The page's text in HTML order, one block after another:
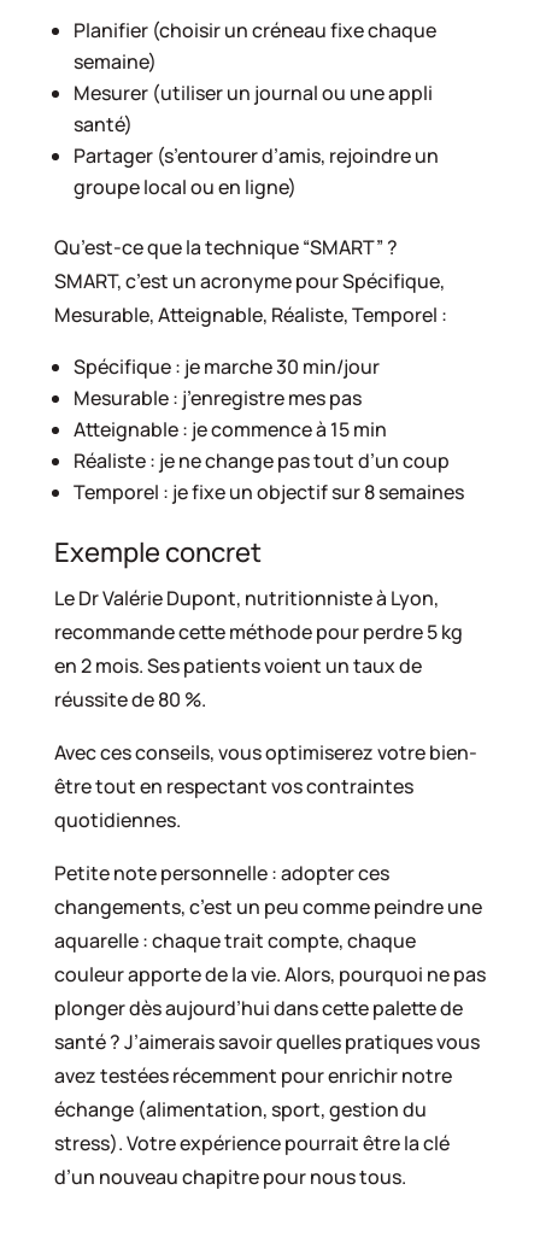
Planifier (choisir un créneau fixe chaque
semaine)
Mesurer (utiliser un journal ou une appli
santé)
Partager (s’entourer d’amis, rejoindre un
groupe local ou en ligne)
Qu’est-ce que la technique “SMART” ?
SMART, c’est un acronyme pour Spécifique,
Mesurable, Atteignable, Réaliste, Temporel :
Spécifique : je marche 30 min/jour
Mesurable : j’enregistre mes pas
Atteignable : je commence à 15 min
Réaliste : je ne change pas tout d’un coup
Temporel : je fixe un objectif sur 8 semaines
Exemple concret
Le Dr Valérie Dupont, nutritionniste à Lyon,
recommande cette méthode pour perdre 5 kg
en 2 mois. Ses patients voient un taux de
réussite de 80 %.
Avec ces conseils, vous optimiserez votre bien-
être tout en respectant vos contraintes
quotidiennes.
Petite note personnelle : adopter ces
changements, c’est un peu comme peindre une
aquarelle : chaque trait compte, chaque
couleur apporte de la vie. Alors, pourquoi ne pas
plonger dès aujourd’hui dans cette palette de
santé ? J’aimerais savoir quelles pratiques vous
avez testées récemment pour enrichir notre
échange (alimentation, sport, gestion du
stress). Votre expérience pourrait être la clé
d’un nouveau chapitre pour nous tous.